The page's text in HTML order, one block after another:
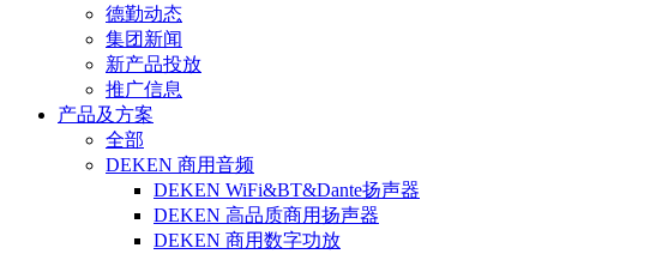
德勤动态
集团新闻
新产品投放
推广信息
产品及方案
全部
DEKEN 商用音频
DEKEN WiFi&BT&Dante扬声器
DEKEN 高品质商用扬声器
DEKEN 商用数字功放